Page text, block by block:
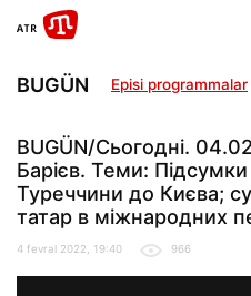
BUGÜN Episi programmalar
BUGÜN/Сьогодні.
Барієв. Теми:
Туреччини до Києва;
татар в міжнародних
4 fevral 2022, 19:40 966